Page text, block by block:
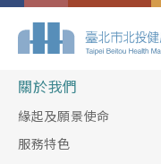
Index.php
關於我們
緣起及願景使命
服務特色